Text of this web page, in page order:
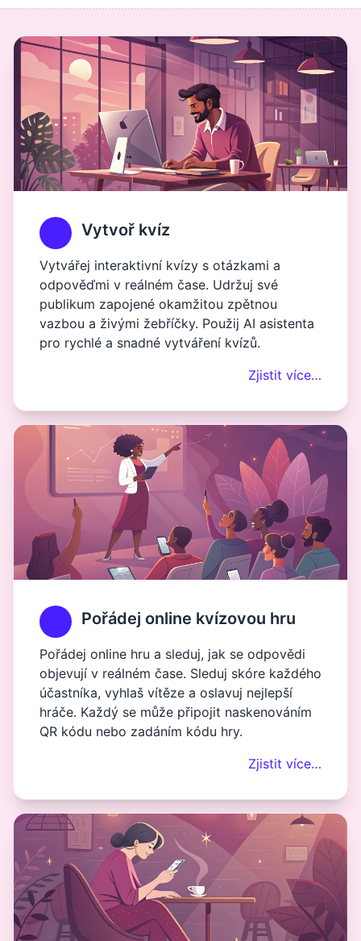
Vytvoř kvíz
Vytvářej interaktivní kvízy s otázkami a
odpověďmi v reálném čase. Udržuj své
publikum zapojené okamžitou zpětnou
vazbou a živými žebříčky. Použij AI asistenta
pro rychlé a snadné vytváření kvízů.
Zjistit více…
Pořádej online kvízovou hru
Pořádej online hru a sleduj, jak se odpovědi
objevují v reálném čase. Sleduj skóre každého
účastníka, vyhlaš vítěze a oslavuj nejlepší
hráče. Každý se může připojit naskenováním
QR kódu nebo zadáním kódu hry.
Zjistit více…